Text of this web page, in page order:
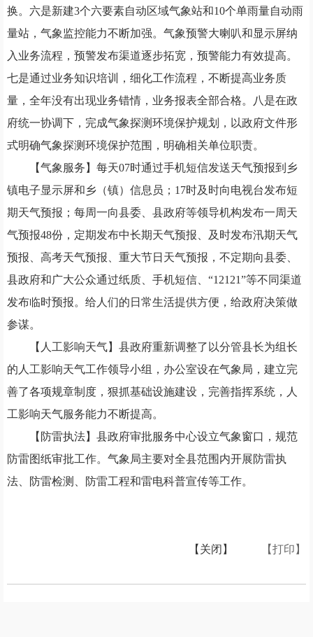
换。六是新建3个六要素自动区域气象站和10个单雨量自动雨
量站，气象监控能力不断加强。气象预警大喇叭和显示屏纳
入业务流程，预警发布渠道逐步拓宽，预警能力有效提高。
七是通过业务知识培训，细化工作流程，不断提高业务质
量，全年没有出现业务错情，业务报表全部合格。八是在政
府统一协调下，完成气象探测环境保护规划，以政府文件形
式明确气象探测环境保护范围，明确相关单位职责。
【气象服务】每天07时通过手机短信发送天气预报到乡
镇电子显示屏和乡（镇）信息员； 17时及时向电视台发布短
期天气预报；每周一向县委、县政府等领导机构发布一周天
气预报48份，定期发布中长期天气预报、及时发布汛期天气
预报、高考天气预报、重大节日天气预报，不定期向县委、
县政府和广大公众通过纸质、手机短信、“12121”等不同渠道
发布临时预报。给人们的日常生活提供方便，给政府决策做
参谋。
【人工影响天气】 县政府重新调整了以分管县长为组长
的人工影响天气工作领导小组，办公室设在气象局，建立完
善了各项规章制度，狠抓基础设施建设，完善指挥系统，人
工影响天气服务能力不断提高。
【防雷执法】 县政府审批服务中心设立气象窗口，规范
防雷图纸审批工作。气象局主要对全县范围内开展防雷执
法、防雷检测、防雷工程和雷电科普宣传等工作。
【打印】
【关闭】